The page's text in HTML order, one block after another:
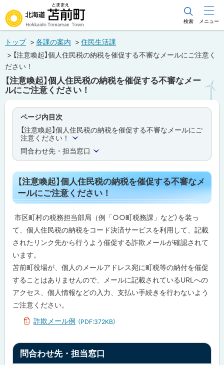
文
メ
ニ
ュ
ー
へ
北海道苫前町
Hokkaido Tomamae Town
検索 メニュー
トップ 各課の案内
住民生活課
【注意喚起】個人住民税の納税を催促する不審なメールにご注意く
ださい！
【注意喚起】個人住民税の納税を催促する不審なメー
ルにご注意ください！
ページ内目次
【注意喚起】個人住民税の納税を催促する不審なメールにご
注意ください！
問合わせ先・担当窓口
【注意喚起】個人住民税の納税を催促する不審なメ
ールにご注意ください！
市区町村の税務担当部局（例「○○町税務課」など）を装っ
て、個人住民税の納税をコード決済サービスを利用して、記載
されたリンク先から行うよう催促する詐欺メールが確認されて
います。
苫前町役場が、個人のメールアドレス宛に町税等の納付を催促
することはありませんので、メールに記載されているURLへの
アクセス、個人情報などの入力、支払い手続きを行わないよう
ご注意ください。
詐欺メール例 （PDF:372KB）
ト
問合わせ先・担当窓口